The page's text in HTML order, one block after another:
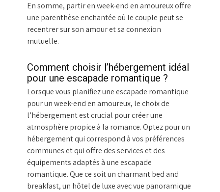
En somme, partir en week-end en amoureux offre
une parenthèse enchantée où le couple peut se
recentrer sur son amour et sa connexion
mutuelle.
Comment choisir l’hébergement idéal
pour une escapade romantique ?
Lorsque vous planifiez une escapade romantique
pour un week-end en amoureux, le choix de
l’hébergement est crucial pour créer une
atmosphère propice à la romance. Optez pour un
hébergement qui correspond à vos préférences
communes et qui offre des services et des
équipements adaptés à une escapade
romantique. Que ce soit un charmant bed and
breakfast, un hôtel de luxe avec vue panoramique